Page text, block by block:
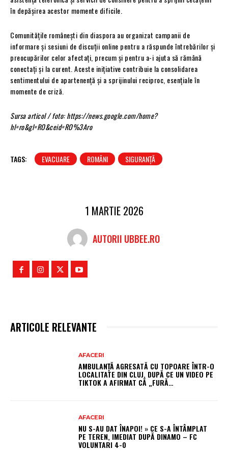
în depășirea acestor momente dificile.
Comunitățile românești din diaspora au organizat campanii de
informare și sesiuni de discuții online pentru a răspunde întrebărilor și
preocupărilor celor afectați, precum și pentru a-i ajuta să rămână
conectați și la curent. Aceste inițiative contribuie la consolidarea
sentimentului de apartenență și a sprijinului reciproc, esențiale în
momente de criză.
Sursa articol / foto: https://news.google.com/home?
hl=ro&gl=RO&ceid=RO%3Aro
TAGS: EVACUARE ROMÂNI SIGURANȚĂ
1 MARTIE 2026
AUTORII UBBEE.RO
ARTICOLE RELEVANTE
AFACERI
AMBULANȚĂ AGRESATĂ CU TOPOARE ÎNTR-O
LOCALITATE DIN CLUJ, DUPĂ CE UN VIDEO PE
TIKTOK A AFIRMAT CĂ „FURĂ…
AFACERI
NU S-AU DAT ÎNAPOI! » CE S-A ÎNTÂMPLAT
PE TEREN, IMEDIAT DUPĂ DINAMO – FC
VOLUNTARI 4-0